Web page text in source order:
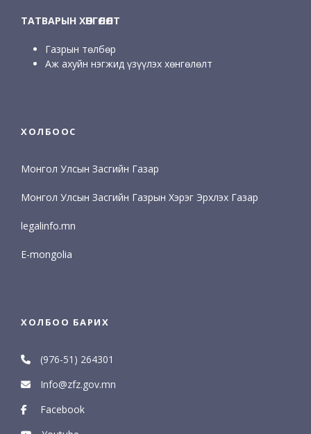
ТАТВАРЫН ХӨНГӨЛӨЛТ
Газрын төлбөр
Аж ахуйн нэгжид үзүүлэх хөнгөлөлт
ХОЛБООС
Монгол Улсын Засгийн Газар
Монгол Улсын Засгийн Газрын Хэрэг Эрхлэх Газар
legalinfo.mn
E-mongolia
ХОЛБОО БАРИХ
(976-51) 264301
Info@zfz.gov.mn
Facebook